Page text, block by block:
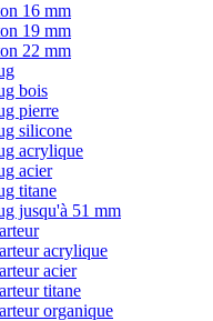
16 mm
19 mm
22 mm
bois
pierre
silicone
acrylique
acier
titane
jusqu'à 51 mm
acrylique
acier
titane
organique